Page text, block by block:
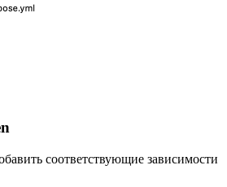
соответствующие зависимости